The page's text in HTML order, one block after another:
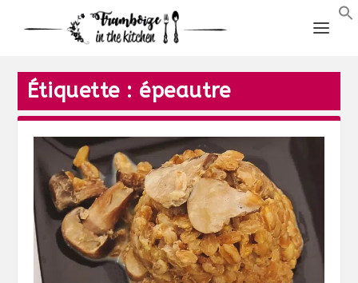
Étiquette : épeautre